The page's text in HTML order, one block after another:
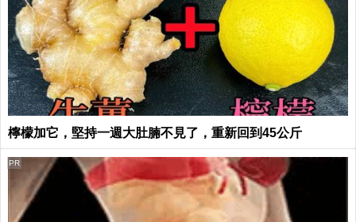
檸檬加它，堅持一週大肚腩不見了，重新回到45公斤
PR